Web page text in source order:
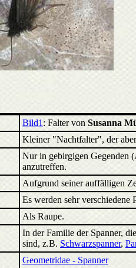
Bild1 : Falter von Susanna
Kleiner "Nachtfalter", der
Nur in gebirgigen Gegenden
anzutreffen.
Aufgrund seiner auffälligen
Es werden sehr verschiedene
Als Raupe.
In der Familie der Spanner,
sind, z.B. Schwarzspanner,
Geometridae - Spanner